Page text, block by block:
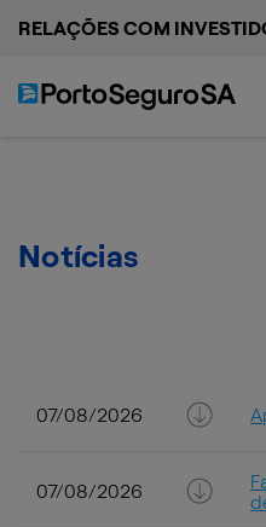
RELAÇÕES COM
Notícias
07/08/2026
07/08/2026